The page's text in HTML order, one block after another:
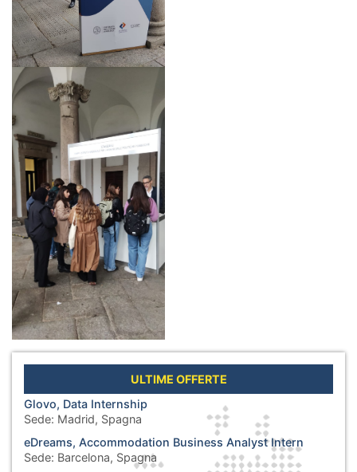
ULTIME OFFERTE
Glovo, Data Internship
Sede: Madrid, Spagna
eDreams, Accommodation Business Analyst Intern
Sede: Barcelona, Spagna